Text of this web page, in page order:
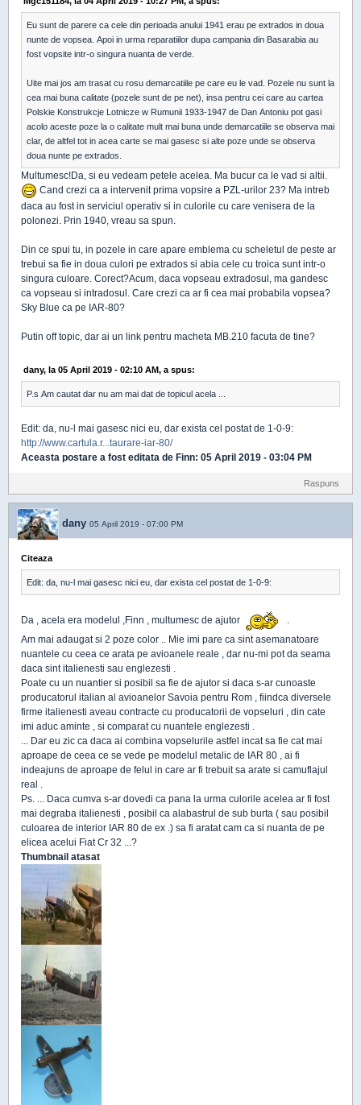
Eu sunt de parere ca cele din perioada anului 1941 erau pe extrados in doua
nunte de vopsea. Apoi in urma reparatiilor dupa campania din Basarabia au
fost vopsite intr-o singura nuanta de verde.
Uite mai jos am trasat cu rosu demarcatiile pe care eu le vad. Pozele nu sunt la
cea mai buna calitate (pozele sunt de pe net), insa pentru cei care au cartea
Polskie Konstrukcje Lotnicze w Rumunii 1933-1947 de Dan Antoniu pot gasi
acolo aceste poze la o calitate mult mai buna unde demarcatiile se observa mai
clar, de altfel tot in acea carte se mai gasesc si alte poze unde se observa
doua nunte pe extrados.
Multumesc!Da, si eu vedeam petele acelea. Ma bucur ca le vad si altii.
daca au fost in serviciul operativ si in culorile cu care venisera de la
polonezi. Prin 1940, vreau sa spun.
Din ce spui tu, in pozele in care apare emblema cu scheletul de peste ar
trebui sa fie in doua culori pe extrados si abia cele cu troica sunt intr-o
singura culoare. Corect?Acum, daca vopseau extradosul, ma gandesc
ca vopseau si intradosul. Care crezi ca ar fi cea mai probabila vopsea?
Sky Blue ca pe IAR-80?
Putin off topic, dar ai un link pentru macheta MB.210 facuta de tine?
dany, la 05 April 2019 - 02:10 AM, a spus:
P.s Am cautat dar nu am mai dat de topicul acela ...
Edit: da, nu-l mai gasesc nici eu, dar exista cel postat de 1-0-9:
http://www.cartula.r...taurare-iar-80/
Aceasta postare a fost editata de Finn: 05 April 2019 - 03:04 PM
Raspuns
dany 05 April 2019 - 07:00 PM
Citeaza
Edit: da, nu-l mai gasesc nici eu, dar exista cel postat de 1-0-9:
Da , acela era modelul ,Finn , multumesc de ajutor
.
Am mai adaugat si 2 poze color .. Mie imi pare ca sint asemanatoare
nuantele cu ceea ce arata pe avioanele reale , dar nu-mi pot da seama
daca sint italienesti sau englezesti .
Poate cu un nuantier si posibil sa fie de ajutor si daca s-ar cunoaste
producatorul italian al avioanelor Savoia pentru Rom , fiindca diversele
firme italienesti aveau contracte cu producatorii de vopseluri , din cate
imi aduc aminte , si comparat cu nuantele englezesti .
... Dar eu zic ca daca ai combina vopselurile astfel incat sa fie cat mai
aproape de ceea ce se vede pe modelul metalic de IAR 80 , ai fi
indeajuns de aproape de felul in care ar fi trebuit sa arate si camuflajul
real .
Ps. ... Daca cumva s-ar dovedi ca pana la urma culorile acelea ar fi fost
mai degraba italienesti , posibil ca alabastrul de sub burta ( sau posibil
culoarea de interior IAR 80 de ex .) sa fi aratat cam ca si nuanta de pe
elicea acelui Fiat Cr 32 ...?
Thumbnail atasat